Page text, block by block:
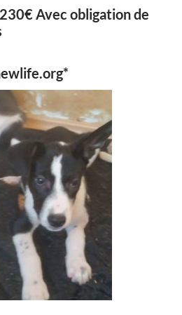
Avec obligation de